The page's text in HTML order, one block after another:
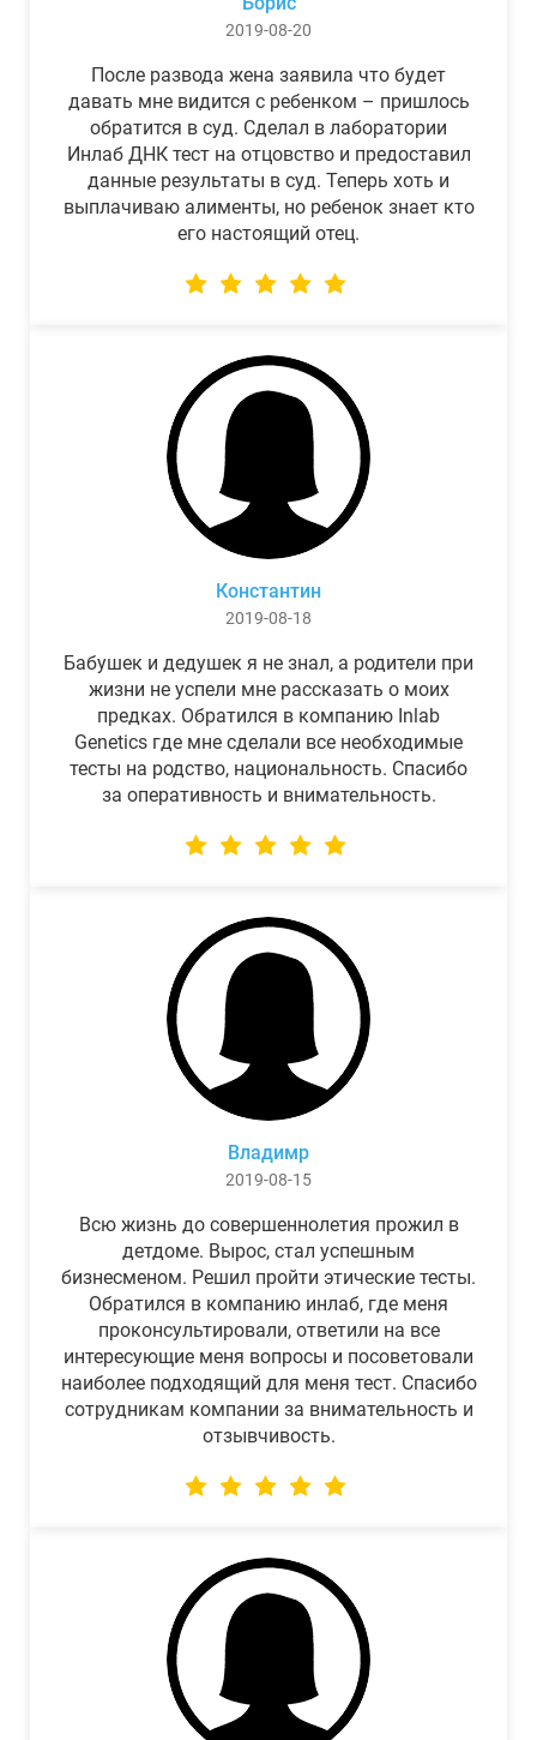
2019-08-20
После развода жена заявила что будет
давать мне видится с ребенком – пришлось
обратится в суд. Сделал в лаборатории
Инлаб ДНК тест на отцовство и предоставил
данные результаты в суд. Теперь хоть и
выплачиваю алименты, но ребенок знает кто
его настоящий отец.
Константин
2019-08-18
Бабушек и дедушек я не знал, а родители при
жизни не успели мне рассказать о моих
предках. Обратился в компанию Inlab
Genetics где мне сделали все необходимые
тесты на родство, национальность. Спасибо
за оперативность и внимательность.
Владимр
2019-08-15
Всю жизнь до совершеннолетия прожил в
детдоме. Вырос, стал успешным
бизнесменом. Решил пройти этические тесты.
Обратился в компанию инлаб, где меня
проконсультировали, ответили на все
интересующие меня вопросы и посоветовали
наиболее подходящий для меня тест. Спасибо
сотрудникам компании за внимательность и
отзывчивость.